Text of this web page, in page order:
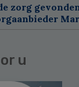
zorg
u